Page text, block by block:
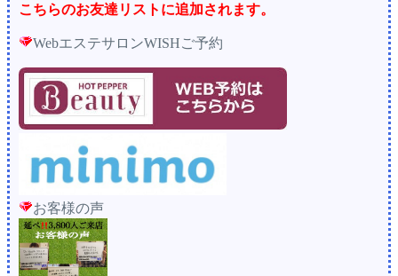
こちらのお友達リストに追加されます。
WebエステサロンWISHご予約
お客様の声